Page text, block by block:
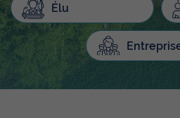
Élu